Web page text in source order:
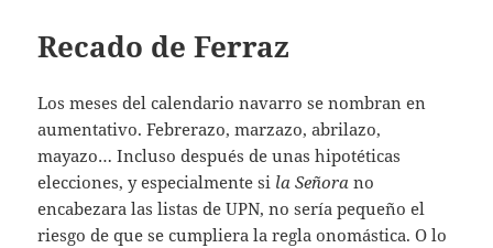
Recado de Ferraz
Los meses del calendario navarro se nombran en
aumentativo. Febrerazo, marzazo, abrilazo,
mayazo… Incluso después de unas hipotéticas
elecciones, y especialmente si la Señora no
encabezara las listas de UPN, no sería pequeño el
riesgo de que se cumpliera la regla onomástica. O lo